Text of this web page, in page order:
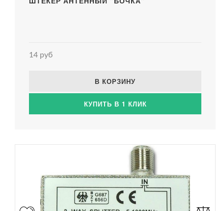
14 руб
В КОРЗИНУ
КУПИТЬ В 1 КЛИК